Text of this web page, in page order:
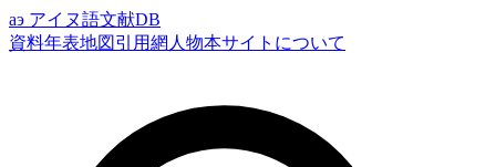
аэ アイヌ語文献DB
資料年表地図 引用網 人物本サイトについて